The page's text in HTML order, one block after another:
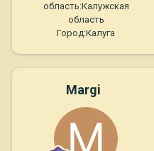
область:Калужская
область
Город:Калуга
Margi